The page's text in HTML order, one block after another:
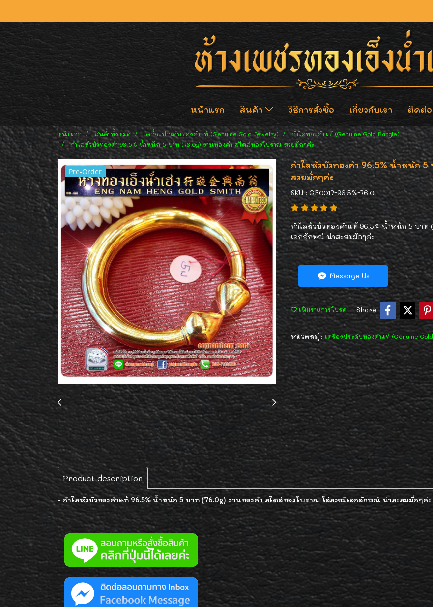
หน้าแรก สินค้า วิธีการสั่งซื้อ เกี่ยวกับเรา ติดต่อ
หน้าแรก สินค้าทั้งหมด เครื่องประดับทองคำแท้ (Genuine Gold Jewelry)
กำไลทองคำแท้ (Genuine Gold Bangle)
กำไลหัวบัวทองคำ 96.5% น้ำหนัก 5 บาท (76.0g) งานทองคำ สไตล์ทองโบราณ สวยมั่กๆค่ะ
Pre-Order
กำไลหัวบัวทองคำ 96.5% น้ำหนัก
สวยมั่กๆค่ะ
SKU : GB0017-96.5%-76.0
กำไลหัวบัวทองคำแท้ 96.5% น้ำหนัก 5 บาท
เอกลักษณ์ น่าสะสมมั่กๆค่ะ
Message Us
เพิ่มรายการโปรด Share
หมวดหมู่ : เครื่องประดับทองคำแท้ (Genuine
Product description
- กำไลหัวบัวทองคำแท้ 96.5% น้ำหนัก 5 บาท (76.0g) งานทองคำ สไตล์ทองโบราณ ใส่สวยมีเอกลักษณ์ น่าสะสมมั่กๆค่ะ